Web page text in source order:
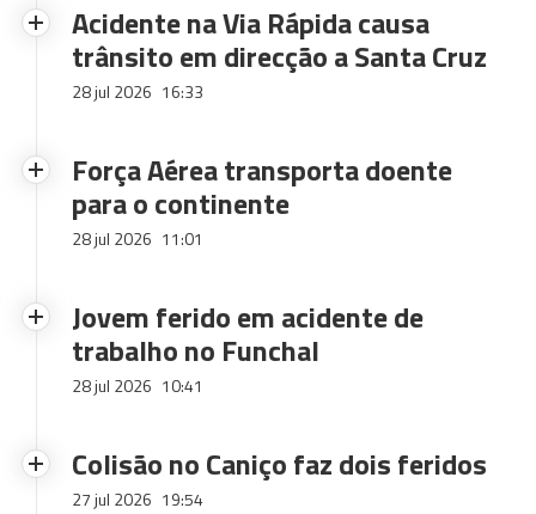
Acidente na Via Rápida causa
trânsito em direcção a Santa Cruz
28 jul 2026 16:33
Força Aérea transporta doente
para o continente
28 jul 2026 11:01
Jovem ferido em acidente de
trabalho no Funchal
28 jul 2026 10:41
Colisão no Caniço faz dois feridos
27 jul 2026 19:54